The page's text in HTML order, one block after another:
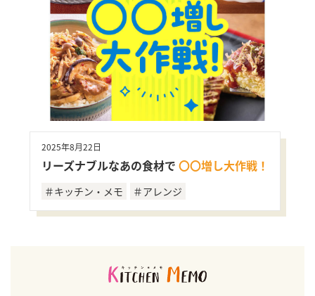
2025年8月22日
リーズナブルなあの食材で 〇〇増し大作戦！
＃キッチン・メモ ＃アレンジ